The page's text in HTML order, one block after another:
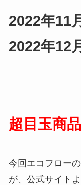
2022年11
2022年12
超目玉商品
今回エコフロー
が、公式サイト